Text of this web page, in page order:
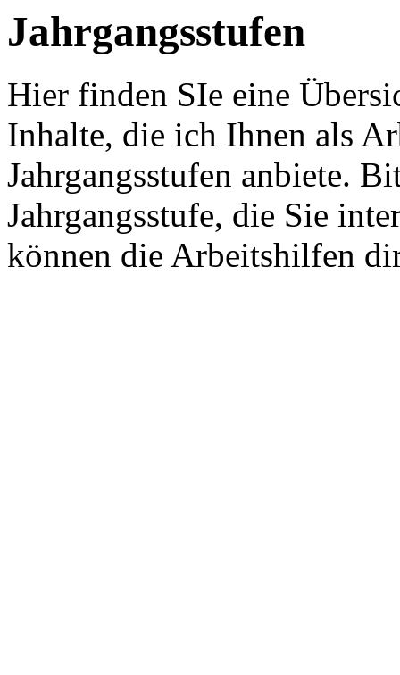
Jahrgangsstufen
Hier finden SIe eine
Inhalte, die ich Ihnen als
Jahrgangsstufen anbiete.
Jahrgangsstufe, die Sie
können die Arbeitshilfen